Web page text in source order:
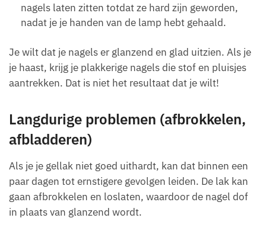
nagels laten zitten totdat ze hard zijn geworden,
nadat je je handen van de lamp hebt gehaald.
Je wilt dat je nagels er glanzend en glad uitzien. Als je
je haast, krijg je plakkerige nagels die stof en pluisjes
aantrekken. Dat is niet het resultaat dat je wilt!
Langdurige problemen (afbrokkelen,
afbladderen)
Als je je gellak niet goed uithardt, kan dat binnen een
paar dagen tot ernstigere gevolgen leiden. De lak kan
gaan afbrokkelen en loslaten, waardoor de nagel dof
in plaats van glanzend wordt.